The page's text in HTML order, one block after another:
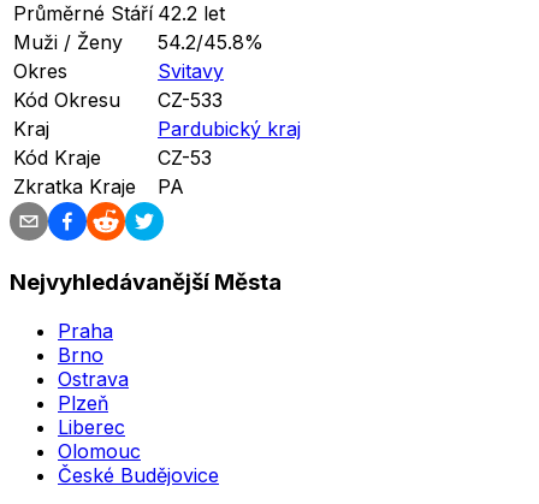
Průměrné Stáří 42.2 let
Muži / Ženy
54.2/45.8%
Okres
Svitavy
Kód Okresu
CZ-533
Kraj
Pardubický kraj
Kód Kraje
CZ-53
Zkratka Kraje
PA
Nejvyhledávanější Města
Praha
Brno
Ostrava
Plzeň
Liberec
Olomouc
České Budějovice